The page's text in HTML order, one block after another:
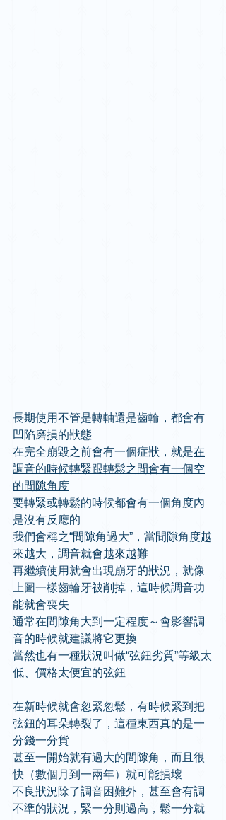
長期使用不管是轉軸還是齒輪，都會有
凹陷磨損的狀態
在完全崩毀之前會有一個症狀，就是在
調音的時候轉緊跟轉鬆之間會有一個空
的間隙角度
要轉緊或轉鬆的時候都會有一個角度內
是沒有反應的
我們會稱之“間隙角過大”，當間隙角度越
來越大，調音就會越來越難
再繼續使用就會出現崩牙的狀況，就像
上圖一樣齒輪牙被削掉，這時候調音功
能就會喪失
通常在間隙角大到一定程度～會影響調
音的時候就建議將它更換
當然也有一種狀況叫做“弦鈕劣質”等級太
低、價格太便宜的弦鈕
在新時候就會忽緊忽鬆，有時候緊到把
弦鈕的耳朵轉裂了，這種東西真的是一
分錢一分貨
甚至一開始就有過大的間隙角，而且很
快（數個月到一兩年）就可能損壞
不良狀況除了調音困難外，甚至會有調
不準的狀況，緊一分則過高，鬆一分就